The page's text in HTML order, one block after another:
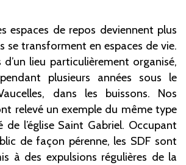
espaces de repos deviennent plus
se transforment en espaces de vie.
d’un lieu particulièrement organisé,
plusieurs années sous le
dans les buissons. Nos
relevé un exemple du même type
de l’église Saint Gabriel. Occupant
de façon pérenne, les SDF sont
à des expulsions régulières de la